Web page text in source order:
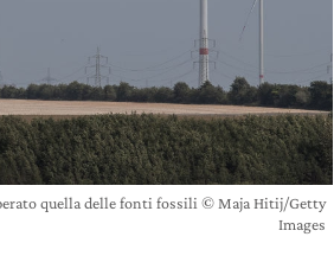
quella delle fonti fossili © Maja Hitij/Getty
Images